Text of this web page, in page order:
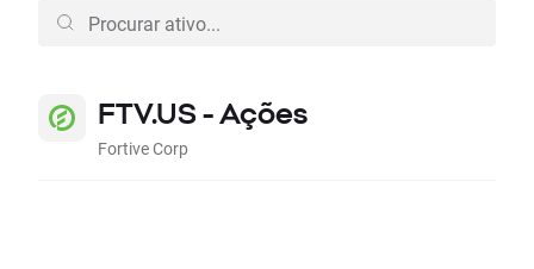
FTV.US - Ações
Fortive Corp